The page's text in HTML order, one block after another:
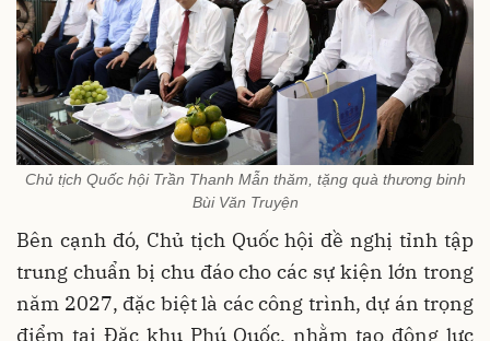
Chủ tịch Quốc hội Trần Thanh Mẫn thăm, tặng quà thương binh
Bùi Văn Truyện
Bên cạnh đó, Chủ tịch Quốc hội đề nghị tỉnh tập
trung chuẩn bị chu đáo cho các sự kiện lớn trong
năm 2027, đặc biệt là các công trình, dự án trọng
điểm tại Đặc khu Phú Quốc, nhằm tạo động lực